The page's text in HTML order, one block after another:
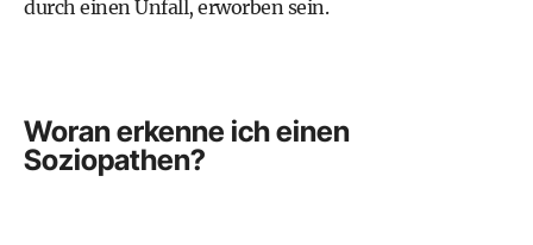
durch einen Unfall, erworben sein.
Woran erkenne ich einen
Soziopathen?